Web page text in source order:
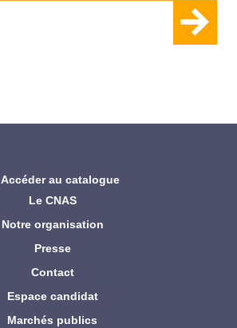
Le CNAS
Notre organisation
Presse
Contact
Espace candidat
Marchés publics
Accéder au catalogue